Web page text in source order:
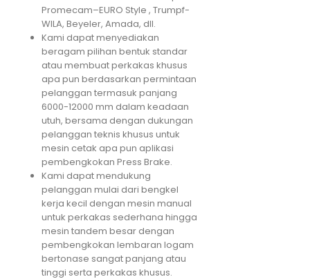
Promecam–EURO Style , Trumpf-
WILA, Beyeler, Amada, dll.
Kami dapat menyediakan
beragam pilihan bentuk standar
atau membuat perkakas khusus
apa pun berdasarkan permintaan
pelanggan termasuk panjang
6000-12000 mm dalam keadaan
utuh, bersama dengan dukungan
pelanggan teknis khusus untuk
mesin cetak apa pun aplikasi
pembengkokan Press Brake.
Kami dapat mendukung
pelanggan mulai dari bengkel
kerja kecil dengan mesin manual
untuk perkakas sederhana hingga
mesin tandem besar dengan
pembengkokan lembaran logam
bertonase sangat panjang atau
tinggi serta perkakas khusus.